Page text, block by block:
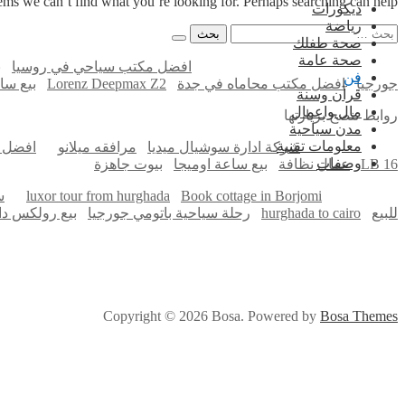
ديكورات
رياضة
صحة طفلك
صحة عامة
فن
قرآن وسنة
مال واعمال
مدن سياحية
معلومات تقنية
وصفات
البحث
عن:
افضل مكتب سياحي في روسيا
جورجيا
افضل مكتب محاماه في جدة Lorenz Deepmax Z2 بيع
روابط ننصح بزيارتها
شركة ادارة سوشيال ميديا مرافقه ميلانو
LB 16
عمال نظافة بيع ساعة اوميجا بيوت جاهزة
luxor tour from hurghada Book cottage in Borjomi
للبيع
hurghada to cairo رحلة سياحية باتومي جورجيا بيع رولكس
Copyright © 2026 Bosa. Powered by Bosa Themes